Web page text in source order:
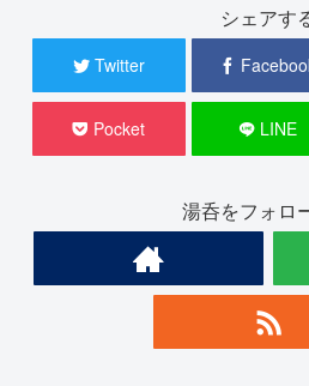
シェアす
Twitter
Pocket LINE
湯呑をフォロ